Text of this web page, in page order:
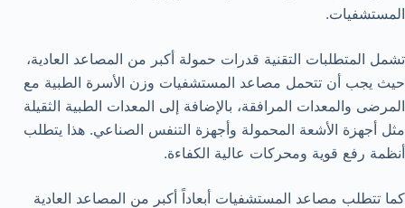
المستشفيات.
تشمل المتطلبات التقنية قدرات حمولة أكبر من المصاعد العادية،
حيث يجب أن تتحمل مصاعد المستشفيات وزن الأسرة الطبية مع
المرضى والمعدات المرافقة، بالإضافة إلى المعدات الطبية الثقيلة
مثل أجهزة الأشعة المحمولة وأجهزة التنفس الصناعي. هذا يتطلب
أنظمة رفع قوية ومحركات عالية الكفاءة.
كما تتطلب مصاعد المستشفيات أبعاداً أكبر من المصاعد العادية